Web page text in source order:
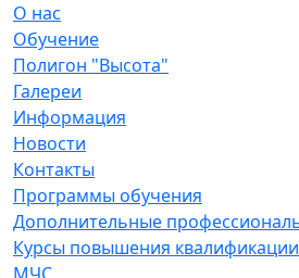
О нас
Обучение
Полигон "Высота"
Галереи
Информация
Новости
Контакты
Программы обучения
Дополнительные
Курсы повышения